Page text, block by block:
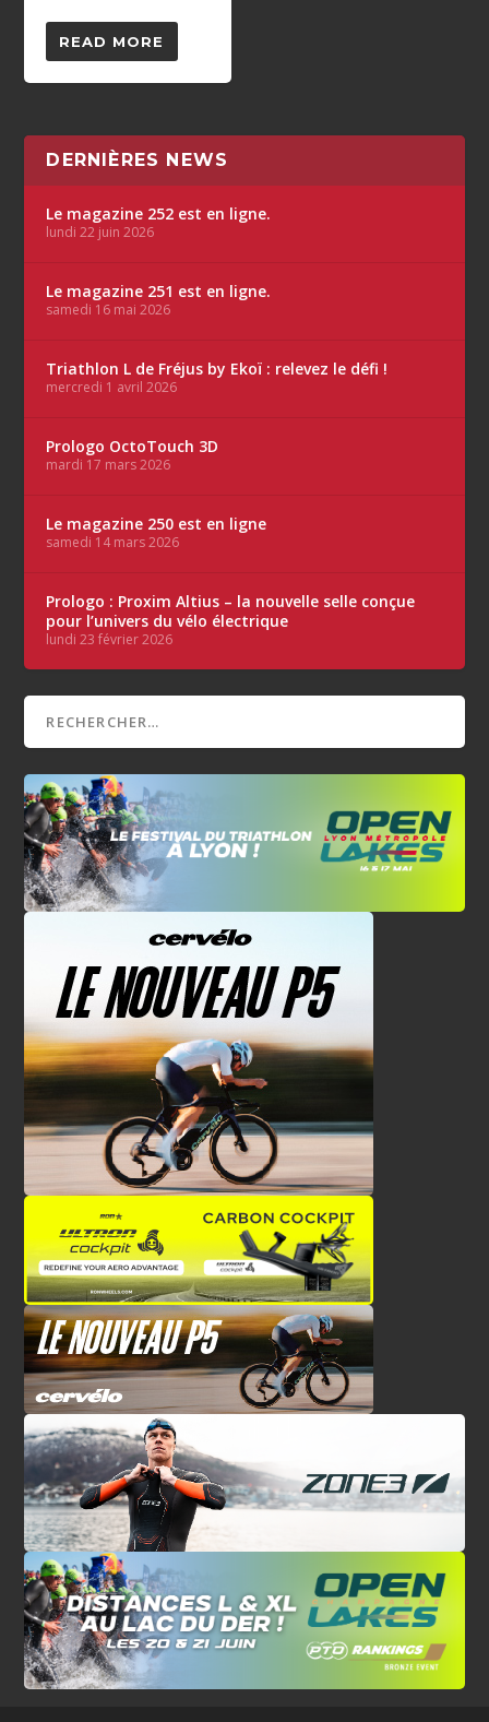
READ MORE
DERNIÈRES NEWS
Le magazine 252 est en ligne.
lundi 22 juin 2026
Le magazine 251 est en ligne.
samedi 16 mai 2026
Triathlon L de Fréjus by Ekoï : relevez le défi !
mercredi 1 avril 2026
Prologo OctoTouch 3D
mardi 17 mars 2026
Le magazine 250 est en ligne
samedi 14 mars 2026
Prologo : Proxim Altius – la nouvelle selle conçue
pour l’univers du vélo électrique
lundi 23 février 2026